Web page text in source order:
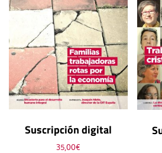
Suscripción digital
35,00€